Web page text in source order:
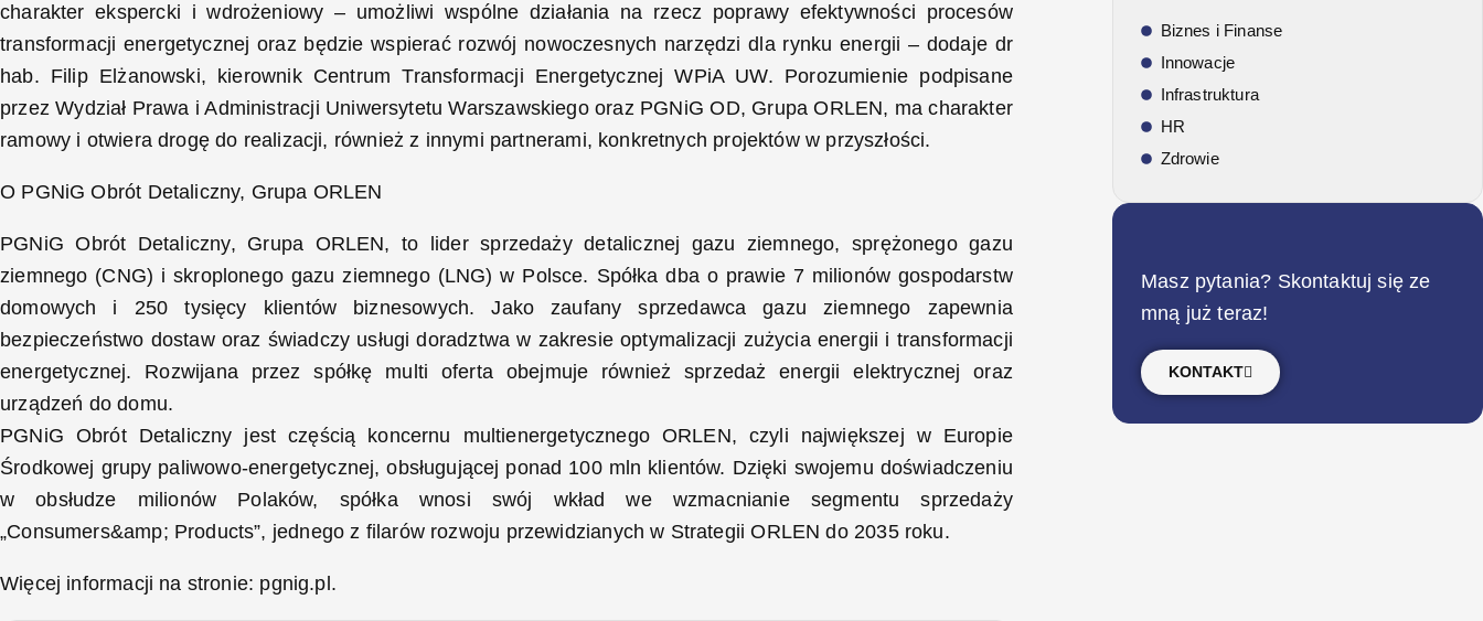
charakter ekspercki i wdrożeniowy – umożliwi wspólne działania na rzecz poprawy efektywności procesów
transformacji energetycznej oraz będzie wspierać rozwój nowoczesnych narzędzi dla rynku energii – dodaje dr
hab. Filip Elżanowski, kierownik Centrum Transformacji Energetycznej WPiA UW. Porozumienie podpisane
przez Wydział Prawa i Administracji Uniwersytetu Warszawskiego oraz PGNiG OD, Grupa ORLEN, ma charakter
ramowy i otwiera drogę do realizacji, również z innymi partnerami, konkretnych projektów w przyszłości.
O PGNiG Obrót Detaliczny, Grupa ORLEN
PGNiG Obrót Detaliczny, Grupa ORLEN, to lider sprzedaży detalicznej gazu ziemnego, sprężonego gazu
ziemnego (CNG) i skroplonego gazu ziemnego (LNG) w Polsce. Spółka dba o prawie 7 milionów gospodarstw
domowych i 250 tysięcy klientów biznesowych. Jako zaufany sprzedawca gazu ziemnego zapewnia
bezpieczeństwo dostaw oraz świadczy usługi doradztwa w zakresie optymalizacji zużycia energii i transformacji
energetycznej. Rozwijana przez spółkę multi oferta obejmuje również sprzedaż energii elektrycznej oraz
urządzeń do domu.
PGNiG Obrót Detaliczny jest częścią koncernu multienergetycznego ORLEN, czyli największej w Europie
Środkowej grupy paliwowo-energetycznej, obsługującej ponad 100 mln klientów. Dzięki swojemu doświadczeniu
w obsłudze milionów Polaków, spółka wnosi swój wkład we wzmacnianie segmentu sprzedaży
„Consumers&amp; Products”, jednego z filarów rozwoju przewidzianych w Strategii ORLEN do 2035 roku.
Więcej informacji na stronie: pgnig.pl.
Biznes i Finanse
Innowacje
Infrastruktura
HR
Zdrowie
Masz pytania? Skontaktuj się ze
mną już teraz!
KONTAKT